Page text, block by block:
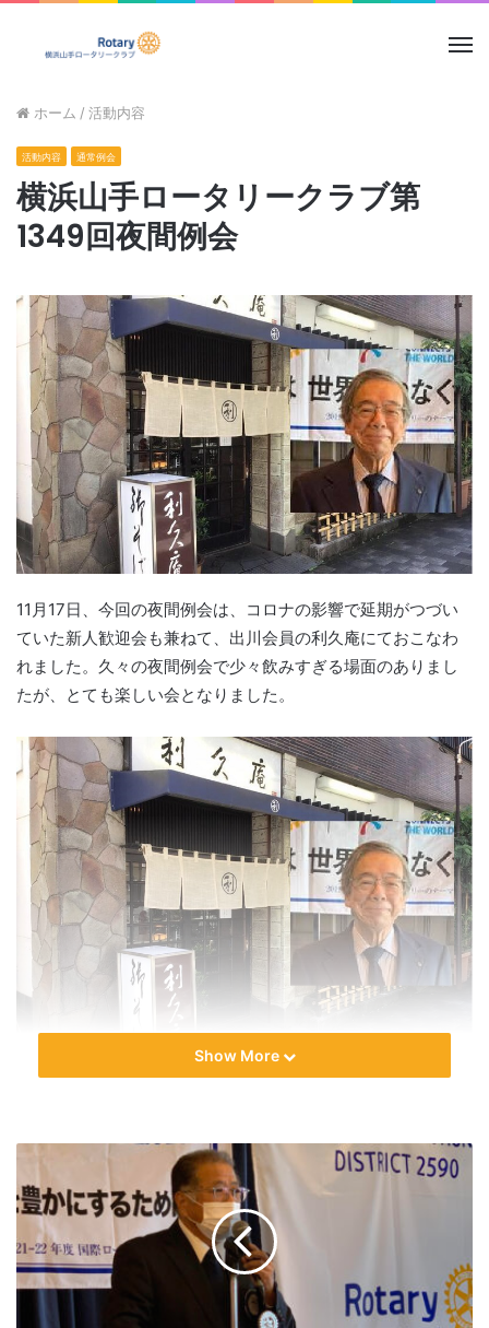
メ
ホーム / 活動内容
活動内容 通常例会
横浜山手ロータリークラブ第
1349回夜間例会
11月17日、今回の夜間例会は、コロナの影響で延期がつづい
ていた新人歓迎会も兼ねて、出川会員の利久庵にておこなわ
れました。久々の夜間例会で少々飲みすぎる場面のありまし
たが、とても楽しい会となりました。
回夜間例会
12月8日、コロナの蔓延も一時的に休息の兆しがみえることか
ら、今回はクリスマス夜間例会を実施することとなりまし
た。6月に開催した夜間例会に続き、ピアノとビオラの兄弟デ
ュオ「マリエリカ」にしっとりとクリスマス例会を彩ってい
ただきました。
Show More